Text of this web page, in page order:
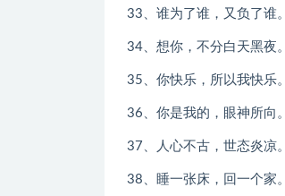
33、谁为了谁，又负了谁。
34、想你，不分白天黑夜。
35、你快乐，所以我快乐。
36、你是我的，眼神所向。
37、人心不古，世态炎凉。
38、睡一张床，回一个家。